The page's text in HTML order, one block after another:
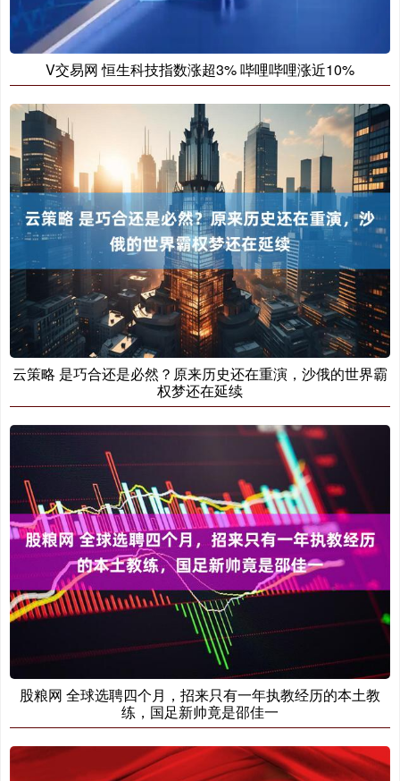
V交易网 恒生科技指数涨超3% 哔哩哔哩涨近10%
云策略 是巧合还是必然？原来历史还在重演，沙俄的世界霸
权梦还在延续
股粮网 全球选聘四个月，招来只有一年执教经历的本土教
练，国足新帅竟是邵佳一